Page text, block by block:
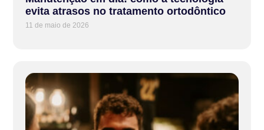
evita atrasos no tratamento ortodôntico
11 de maio de 2026